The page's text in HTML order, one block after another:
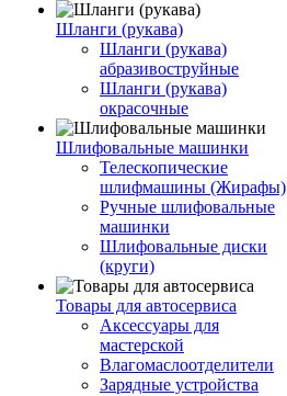
Шланги (рукава)
Шланги (рукава)
абразивоструйные
Шланги (рукава)
окрасочные
Шлифовальные машинки
Телескопические
шлифмашины (Жирафы)
Ручные шлифовальные
машинки
Шлифовальные диски
(круги)
Товары для автосервиса
Аксессуары для
мастерской
Влагомаслоотделители
Зарядные устройства